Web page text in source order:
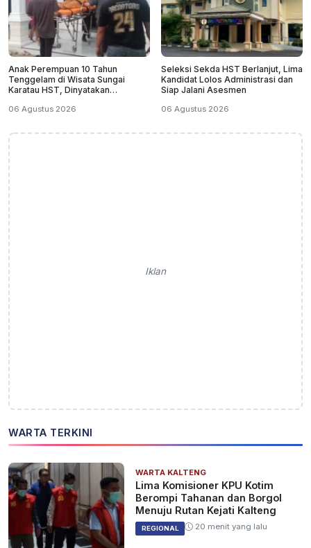
Anak Perempuan 10 Tahun
Tenggelam di Wisata Sungai
Karatau HST, Dinyatakan
06 Agustus 2026
Seleksi Sekda HST Berlanjut, Lima
Kandidat Lolos Administrasi dan
Siap Jalani Asesmen
06 Agustus 2026
Iklan
WARTA TERKINI
WARTA KALTENG
Lima Komisioner KPU Kotim
Berompi Tahanan dan Borgol
Menuju Rutan Kejati Kalteng
REGIONAL 20 menit yang lalu